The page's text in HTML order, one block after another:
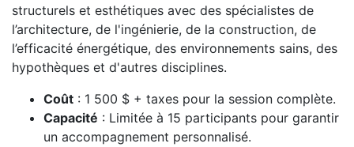
structurels et esthétiques avec des spécialistes de
l’architecture, de l'ingénierie, de la construction, de
l’efficacité énergétique, des environnements sains, des
hypothèques et d'autres disciplines.
Coût : 1 500 $ + taxes pour la session complète.
Capacité : Limitée à 15 participants pour garantir
un accompagnement personnalisé.